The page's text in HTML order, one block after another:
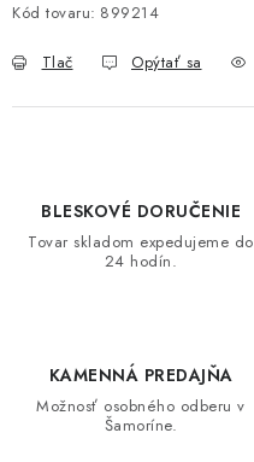
Kód tovaru: 899214
Tlač Opýtať sa
BLESKOVÉ DORUČENIE
Tovar skladom expedujeme do
24 hodín.
KAMENNÁ PREDAJŇA
Možnosť osobného odberu v
Šamoríne.